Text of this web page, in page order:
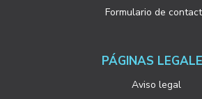
Formulario de
PÁGINAS
Aviso legal